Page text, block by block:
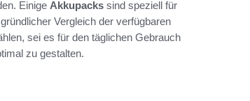
Einige Akkupacks sind speziell für
Vergleich der verfügbaren
sei es für den täglichen Gebrauch
zu gestalten.